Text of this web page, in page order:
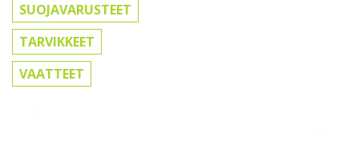
SUOJAVARUSTEET
TARVIKKEET
VAATTEET